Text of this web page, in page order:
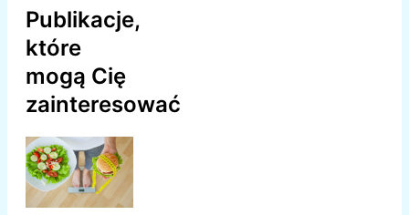
Publikacje,
które
mogą Cię
zainteresować